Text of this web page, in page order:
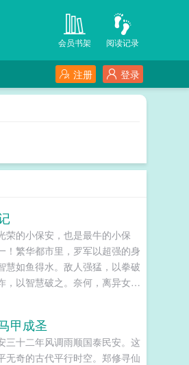
阅读记录
会员书架
登录
注册
荣的小保安，也是最牛的小保
！繁华都市里，罗军以超强的身
慧如鱼得水。敌人强猛，以拳破
，以智慧破之。奈何，离异女业
与智慧都失去了作用？万丈红
！...
甲成圣
三十二年风调雨顺国泰民安。这
无奇的古代平行时空。郑修寻仙